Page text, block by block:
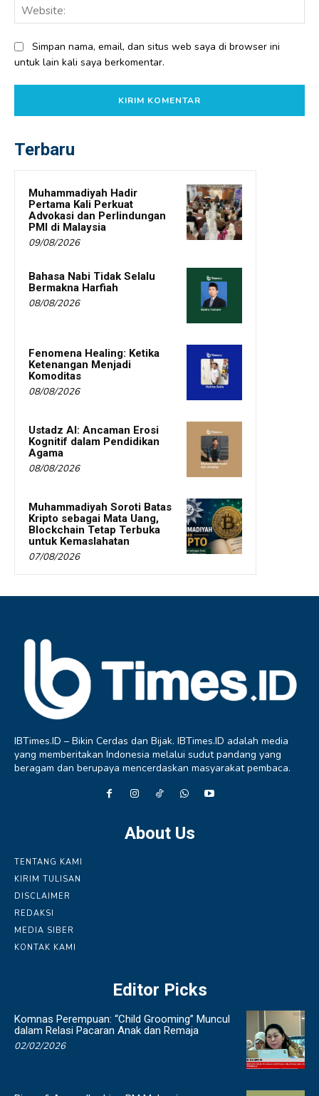
Simpan nama, email, dan situs web saya di browser ini
untuk lain kali saya berkomentar.
Terbaru
Muhammadiyah Hadir
Pertama Kali Perkuat
Advokasi dan Perlindungan
PMI di Malaysia
09/08/2026
Bahasa Nabi Tidak Selalu
Bermakna Harfiah
08/08/2026
Fenomena Healing: Ketika
Ketenangan Menjadi
Komoditas
08/08/2026
Ustadz AI: Ancaman Erosi
Kognitif dalam Pendidikan
Agama
08/08/2026
Muhammadiyah Soroti Batas
Kripto sebagai Mata Uang,
Blockchain Tetap Terbuka
untuk Kemaslahatan
07/08/2026
IBTimes.ID – Bikin Cerdas dan Bijak. IBTimes.ID adalah media
yang memberitakan Indonesia melalui sudut pandang yang
beragam dan berupaya mencerdaskan masyarakat pembaca.
About Us
TENTANG KAMI
KIRIM TULISAN
DISCLAIMER
REDAKSI
MEDIA SIBER
KONTAK KAMI
Editor Picks
Komnas Perempuan: “Child Grooming” Muncul
dalam Relasi Pacaran Anak dan Remaja
02/02/2026